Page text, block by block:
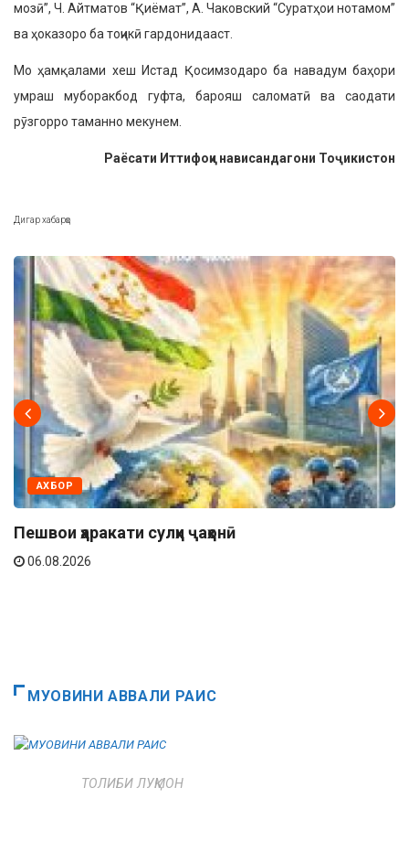
мозӣ”, Ч. Айтматов “Қиёмат”, А. Чаковский “Суратҳои нотамом”
ва ҳоказоро ба тоҷикӣ гардонидааст.
Мо ҳамқалами хеш Истад Қосимзодаро ба навадум баҳори
умраш муборакбод гуфта, барояш саломатӣ ва саодати
рӯзгорро таманно мекунем.
Раёсати Иттифоқи нависандагони Тоҷикистон
Дигар хабарҳо
АХБОР
Пешвои ҳаракати сулҳи ҷаҳонӣ
06.08.2026
МУОВИНИ АВВАЛИ РАИС
ТОЛИБИ ЛУҚМОН